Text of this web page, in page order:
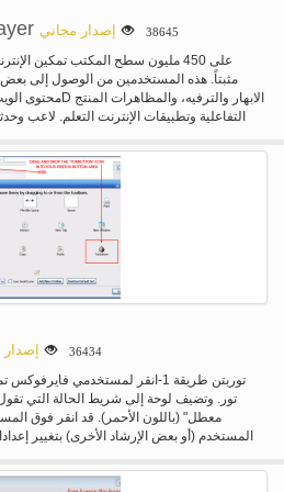
إصدار مجاني 38645
التفاعلية وتطبيقات الإنترنت التعلم. لاعب
36434
توربتن طريقة 1-انقر لمستخدمي
تور. وتضيف لوحة إلى شريط الحالة التي
معطل" (باللون الأحمر). قد انقر فوق
المستخدم (أو بعض الإرشاد الأخرى) بتغيير